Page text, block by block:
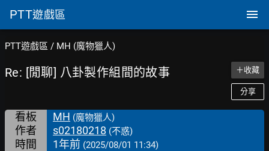
PTT遊戲區
PTT遊戲區 / MH (魔物獵人)
Re: [閒聊] 八卦製作組間的故事 ＋收藏
分享
看板 MH (魔物獵人)
作者 s02180218 (不惑)
時間 1年前 (2025/08/01 11:34)